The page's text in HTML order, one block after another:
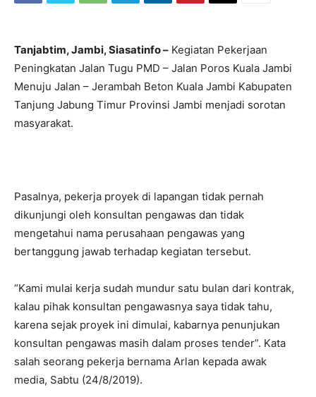
Tanjabtim, Jambi, Siasatinfo – Kegiatan Pekerjaan
Peningkatan Jalan Tugu PMD – Jalan Poros Kuala Jambi
Menuju Jalan – Jerambah Beton Kuala Jambi Kabupaten
Tanjung Jabung Timur Provinsi Jambi menjadi sorotan
masyarakat.
Pasalnya, pekerja proyek di lapangan tidak pernah
dikunjungi oleh konsultan pengawas dan tidak
mengetahui nama perusahaan pengawas yang
bertanggung jawab terhadap kegiatan tersebut.
“Kami mulai kerja sudah mundur satu bulan dari kontrak,
kalau pihak konsultan pengawasnya saya tidak tahu,
karena sejak proyek ini dimulai, kabarnya penunjukan
konsultan pengawas masih dalam proses tender”. Kata
salah seorang pekerja bernama Arlan kepada awak
media, Sabtu (24/8/2019).